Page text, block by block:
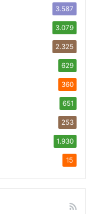
3.587
3.079
2.325
629
360
651
253
1.930
15